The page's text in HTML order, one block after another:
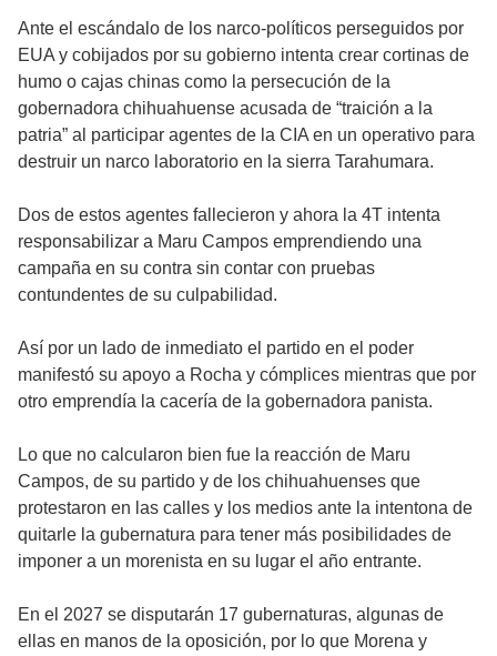
Ante el escándalo de los narco-políticos perseguidos por
EUA y cobijados por su gobierno intenta crear cortinas de
humo o cajas chinas como la persecución de la
gobernadora chihuahuense acusada de “traición a la
patria” al participar agentes de la CIA en un operativo para
destruir un narco laboratorio en la sierra Tarahumara.
Dos de estos agentes fallecieron y ahora la 4T intenta
responsabilizar a Maru Campos emprendiendo una
campaña en su contra sin contar con pruebas
contundentes de su culpabilidad.
Así por un lado de inmediato el partido en el poder
manifestó su apoyo a Rocha y cómplices mientras que por
otro emprendía la cacería de la gobernadora panista.
Lo que no calcularon bien fue la reacción de Maru
Campos, de su partido y de los chihuahuenses que
protestaron en las calles y los medios ante la intentona de
quitarle la gubernatura para tener más posibilidades de
imponer a un morenista en su lugar el año entrante.
En el 2027 se disputarán 17 gubernaturas, algunas de
ellas en manos de la oposición, por lo que Morena y